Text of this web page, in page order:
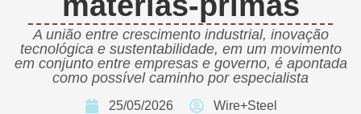
A união entre crescimento industrial, inovação
tecnológica e sustentabilidade, em um movimento
em conjunto entre empresas e governo, é apontada
como possível caminho por especialista
25/05/2026 Wire+Steel